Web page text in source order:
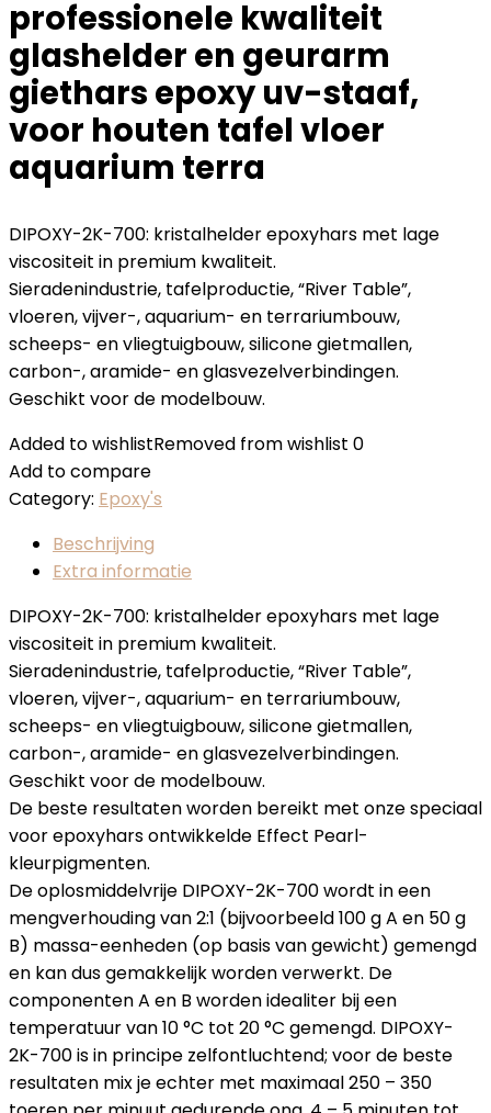
professionele kwaliteit
glashelder en geurarm
giethars epoxy uv-staaf,
voor houten tafel vloer
aquarium terra
DIPOXY-2K-700: kristalhelder epoxyhars met lage
viscositeit in premium kwaliteit.
Sieradenindustrie, tafelproductie, “River Table”,
vloeren, vijver-, aquarium- en terrariumbouw,
scheeps- en vliegtuigbouw, silicone gietmallen,
carbon-, aramide- en glasvezelverbindingen.
Geschikt voor de modelbouw.
Added to wishlistRemoved from wishlist 0
Add to compare
Category: Epoxy's
Beschrijving
Extra informatie
DIPOXY-2K-700: kristalhelder epoxyhars met lage
viscositeit in premium kwaliteit.
Sieradenindustrie, tafelproductie, “River Table”,
vloeren, vijver-, aquarium- en terrariumbouw,
scheeps- en vliegtuigbouw, silicone gietmallen,
carbon-, aramide- en glasvezelverbindingen.
Geschikt voor de modelbouw.
De beste resultaten worden bereikt met onze speciaal
voor epoxyhars ontwikkelde Effect Pearl-
kleurpigmenten.
De oplosmiddelvrije DIPOXY-2K-700 wordt in een
mengverhouding van 2:1 (bijvoorbeeld 100 g A en 50 g
B) massa-eenheden (op basis van gewicht) gemengd
en kan dus gemakkelijk worden verwerkt. De
componenten A en B worden idealiter bij een
temperatuur van 10 °C tot 20 °C gemengd. DIPOXY-
2K-700 is in principe zelfontluchtend; voor de beste
resultaten mix je echter met maximaal 250 – 350